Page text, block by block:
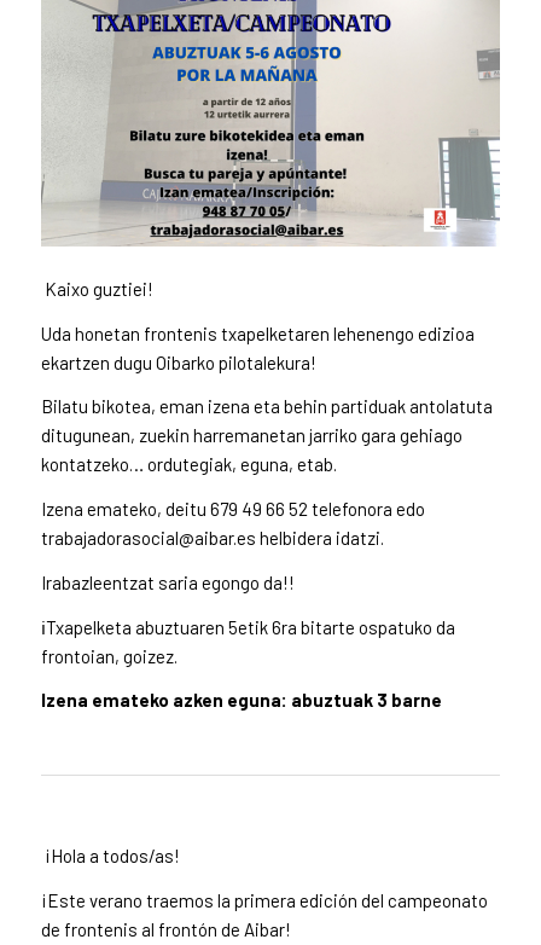
Kaixo guztiei!
Uda honetan frontenis txapelketaren lehenengo edizioa
ekartzen dugu Oibarko pilotalekura!
Bilatu bikotea, eman izena eta behin partiduak antolatuta
ditugunean, zuekin harremanetan jarriko gara gehiago
kontatzeko… ordutegiak, eguna, etab.
Izena emateko, deitu 679 49 66 52 telefonora edo
trabajadorasocial@aibar.es helbidera idatzi.
Irabazleentzat saria egongo da!!
ℹ️Txapelketa abuztuaren 5etik 6ra bitarte ospatuko da
frontoian, goizez.
Izena emateko azken eguna: abuztuak 3 barne
¡Hola a todos/as!
¡Este verano traemos la primera edición del campeonato
de frontenis al frontón de Aibar!